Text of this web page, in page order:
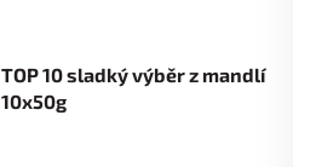
TOP 10 sladký výběr z mandlí
10x50g